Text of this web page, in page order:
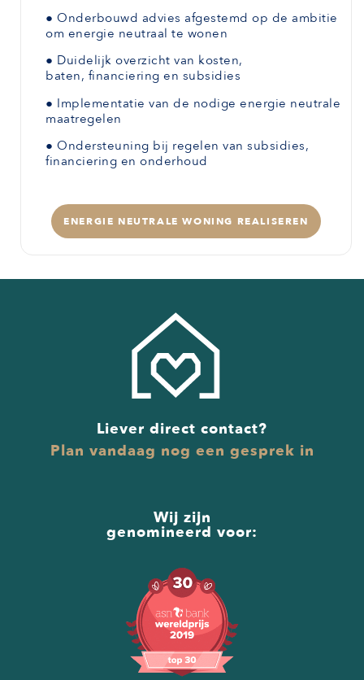
● Onderbouwd advies afgestemd op de ambitie
om energie neutraal te wonen
● Duidelijk overzicht van kosten,
baten, financiering en subsidies
● Implementatie van de nodige energie neutrale
maatregelen
● Ondersteuning bij regelen van subsidies,
financiering en onderhoud
ENERGIE NEUTRALE WONING REALISEREN
Liever direct contact?
Plan vandaag nog een gesprek in
Wij zijn
genomineerd voor: